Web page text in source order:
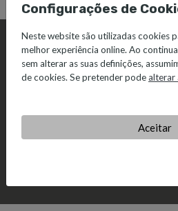
Configurações de
Neste website são utilizadas cookies
melhor experiência online. Ao
sem alterar as suas definições,
de cookies. Se pretender podealterar
Aceitar